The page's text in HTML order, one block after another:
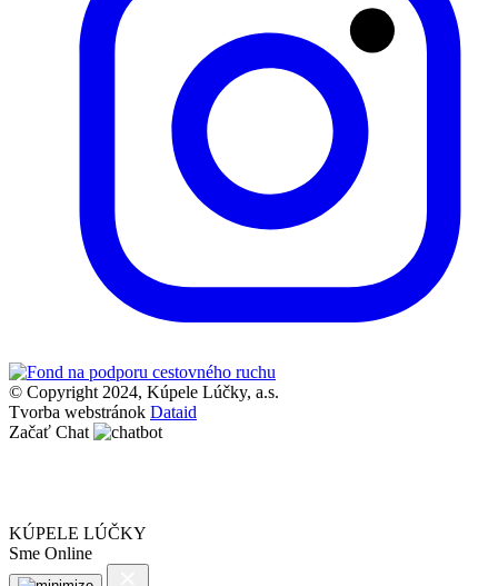
© Copyright 2024, Kúpele Lúčky, a.s.
Tvorba webstránok Dataid
Začať Chat
KÚPELE LÚČKY
Sme Online